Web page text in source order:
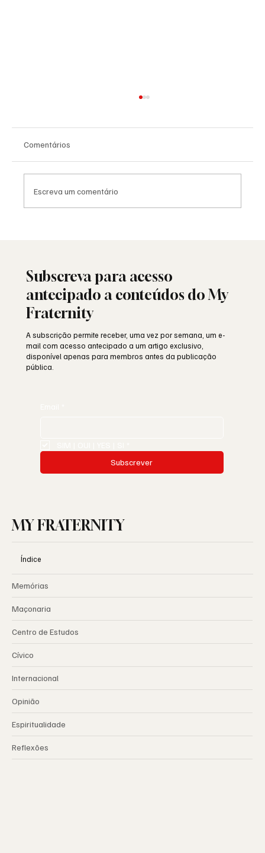
Comentários
Escreva um comentário
Subscreva para acesso
antecipado a conteúdos do My
Fraternity
A subscrição permite receber, uma vez por semana, um e-
mail com acesso antecipado a um artigo exclusivo,
disponível apenas para membros antes da publicação
pública.
Subscrever
MY FRATERNITY
Índice
Memórias
Maçonaria
Centro de Estudos
Cívico
Internacional
Opinião
Espiritualidade
Reflexões